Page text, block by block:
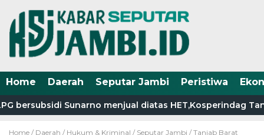
Home Daerah Seputar Jambi Peristiwa
bersubsidi Sunarno menjual diatas HET,Kosperindag
Home / Daerah / Hukum & Kriminal / Seputar Jambi / Tanjab Barat